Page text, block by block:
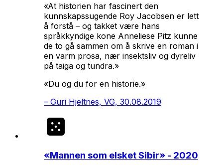
«At historien har fascinert den
kunnskapssugende Roy Jacobsen er lett
å forstå – og takket være hans
språkkyndige kone Anneliese Pitz kunne
de to gå sammen om å skrive en roman i
en varm prosa, nær insektsliv og dyreliv
på taiga og tundra.»
«Du og du for en historie.»
– Guri Hjeltnes, VG, 30.08.2019
«Mannen som elsket Sibir» - 2020